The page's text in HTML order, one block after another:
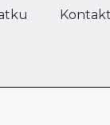
Kontakt